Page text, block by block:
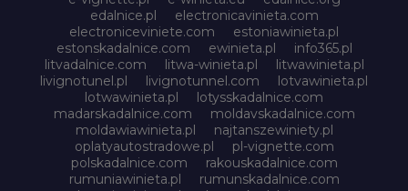
edalnice.pl
electronicavinieta.com
electroniceviniete.com
estoniawinieta.pl
estonskadalnice.com
ewinieta.pl
info365.pl
litvadalnice.com
litwa-winieta.pl
litwawinieta.pl
livignotunel.pl
livignotunnel.com
lotvawinieta.pl
lotwawinieta.pl
lotysskadalnice.com
madarskadalnice.com
moldavskadalnice.com
moldawiawinieta.pl
najtanszewiniety.pl
oplatyautostradowe.pl
pl-vignette.com
polskadalnice.com
rakouskadalnice.com
rumuniawinieta.pl
rumunskadalnice.com